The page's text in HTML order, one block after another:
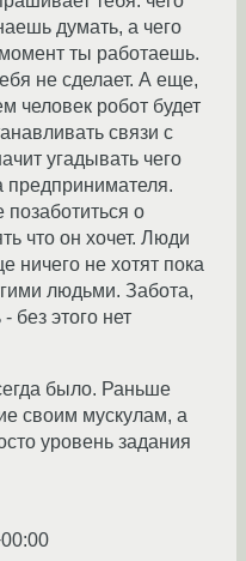
думать, а чего
ты работаешь.
не сделает. А еще,
человек робот будет
связи с
угадывать чего
предпринимателя.
о
что он хочет. Люди
ничего не хотят пока
людьми. Забота,
без этого нет
было. Раньше
своим мускулам, а
уровень задания